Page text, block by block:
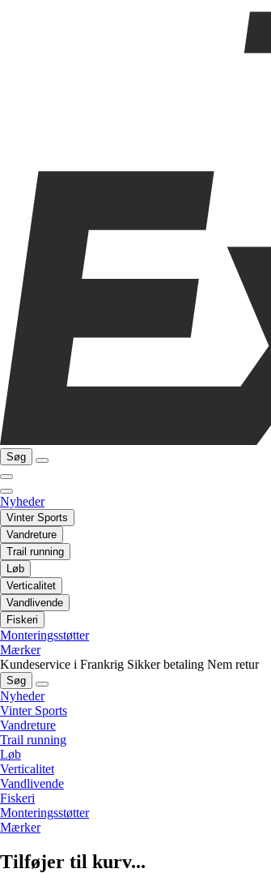
Søg
Nyheder
Vinter Sports
Vandreture
Trail running
Løb
Verticalitet
Vandlivende
Fiskeri
Monteringsstøtter
Mærker
Kundeservice i Frankrig Sikker betaling Nem retur
Søg
Nyheder
Vinter Sports
Vandreture
Trail running
Løb
Verticalitet
Vandlivende
Fiskeri
Monteringsstøtter
Mærker
Tilføjer til kurv...